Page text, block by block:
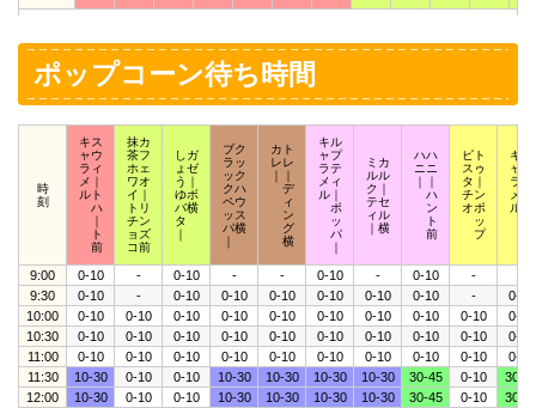
ポップコーン待ち時間
時
刻
キス
ャウ
ラィ
メ｜
ルト
ハ
｜
ト
前
抹カ
茶フ
ホェ
ワオ
イ｜
トリ
チン
ョズ
コ前
しガ
ょゼ
う｜
ゆボ
バ横
タ
｜
ブク
ラッ
ック
クハ
ペウ
ッス
パ横
｜
カト
レレ
｜｜
デ
ィ
ン
グ
横
キル
ャプ
ラテ
メィ
ル｜
ポ
ッ
パ
｜
ミカ
ルル
ク｜
テセ
ィル
｜横
ハハ
ニニ
｜｜
ハ
ン
ト
前
ピト
スゥ
タ｜
チン
オポ
ッ
プ
キポ
ャッ
ラプ
メア
ルロ
9:00 0-10 - 0-10 - - 0-10 - 0-10 -
9:30
0-10 - 0-10 0-10 0-10 0-10 0-10 0-10 -
0-10
10:00
0-10 0-10 0-10 0-10 0-10 0-10 0-10 0-10 0-10
0-10
10:30
0-10 0-10 0-10 0-10 0-10 0-10 0-10 0-10 0-10
0-10
11:00
0-10 0-10 0-10 0-10 0-10 0-10 0-10 0-10 0-10
0-10
11:30
10-30 0-10 0-10 10-30 10-30 10-30 10-30 30-45 0-10
30-
12:00
10-30 0-10 0-10 10-30 10-30 10-30 10-30 30-45 0-10
30-